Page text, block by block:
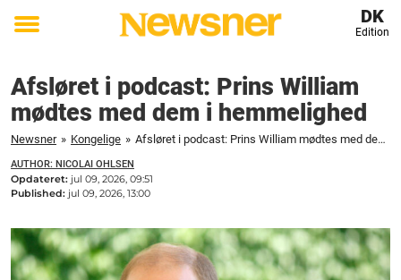
Toggle
DK
Edition
Afsløret i podcast: Prins William
mødtes med dem i hemmelighed
Newsner » Kongelige » Afsløret i podcast: Prins William mødtes med dem i hemmelighed
AUTHOR: NICOLAI OHLSEN
Opdateret: jul 09, 2026, 09:51
Published: jul 09, 2026, 13:00